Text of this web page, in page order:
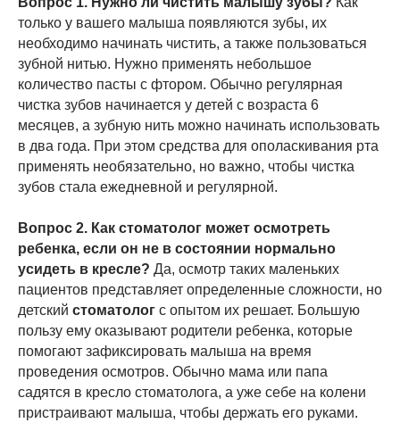
только у вашего малыша появляются зубы, их
необходимо начинать чистить, а также пользоваться
зубной нитью. Нужно применять небольшое
количество пасты с фтором. Обычно регулярная
чистка зубов начинается у детей с возраста 6
месяцев, а зубную нить можно начинать использовать
в два года. При этом средства для ополаскивания рта
применять необязательно, но важно, чтобы чистка
зубов стала ежедневной и регулярной.
Вопрос 2. Как стоматолог может осмотреть
ребенка, если он не в состоянии нормально
усидеть в кресле? Да, осмотр таких маленьких
пациентов представляет определенные сложности, но
детский стоматолог с опытом их решает. Большую
пользу ему оказывают родители ребенка, которые
помогают зафиксировать малыша на время
проведения осмотров. Обычно мама или папа
садятся в кресло стоматолога, а уже себе на колени
пристраивают малыша, чтобы держать его руками.